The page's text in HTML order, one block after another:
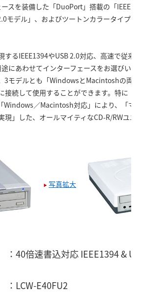
スを装備した「DuoPort」搭載の「
モデル」、およびツートンカラータイプ
するIEEE1394やUSB 2.0対応、高速で従来
にあわせてインターフェースをお選びい
3モデルとも「WindowsとMacintoshの両
接続して使用することができます。特に「
Windows／Macintosh対応」により、「マ
現」した、オールマイティなCD-R/RWユニ
写真拡大
速書込対応 IEEE1394 & USB
E40FU2